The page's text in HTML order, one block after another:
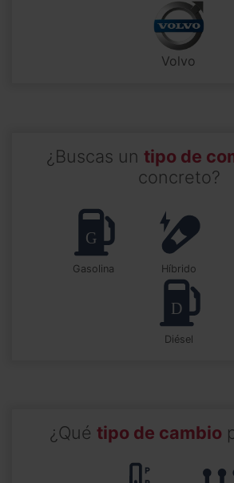
Volvo
¿Buscas un tipo de
concreto?
Gasolina Híbrido
Diésel
¿Qué tipo de cambio